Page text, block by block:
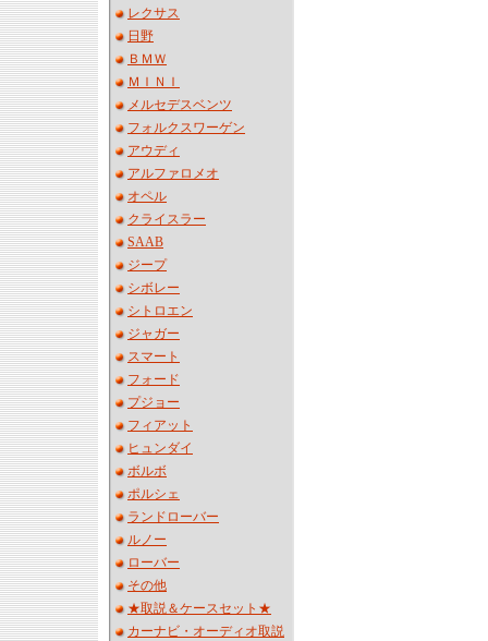
レクサス
日野
ＢＭＷ
ＭＩＮＩ
メルセデスベンツ
フォルクスワーゲン
アウディ
アルファロメオ
オペル
クライスラー
SAAB
ジープ
シボレー
シトロエン
ジャガー
スマート
フォード
プジョー
フィアット
ヒュンダイ
ボルボ
ポルシェ
ランドローバー
ルノー
ローバー
その他
★取説＆ケースセット★
カーナビ・オーディオ取説